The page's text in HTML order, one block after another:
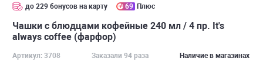
до 229 бонусов на карту 69 Плюс
Чашки с блюдцами кофейные 240 мл / 4 пр. It's
always coffee (фарфор)
Артикул: 3708 Заказали 94 раза Наличие в магазинах